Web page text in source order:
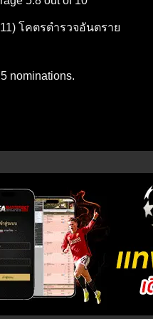
โคตรตำรวจอันตราย
nominations.